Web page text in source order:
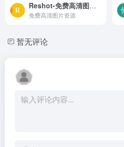
Reshot-免费高清图片资源的站点
免费高清图片资源
暂无评论